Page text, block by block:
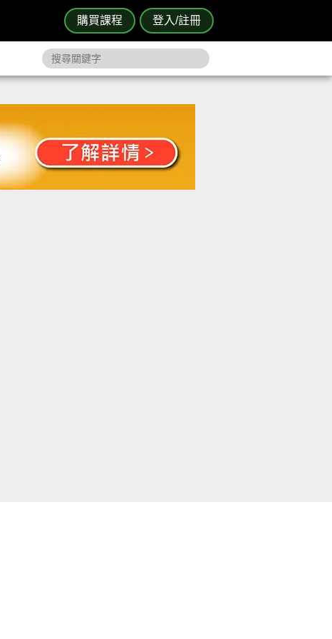
購買課程 登入/註冊